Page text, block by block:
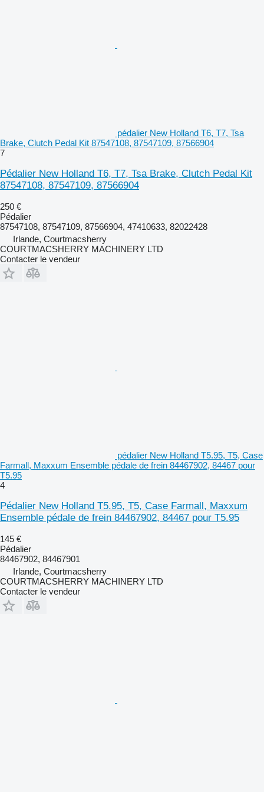
pédalier New Holland T6, T7, Tsa
Brake, Clutch Pedal Kit 87547108, 87547109, 87566904
7
Pédalier New Holland T6, T7, Tsa Brake, Clutch Pedal Kit
87547108, 87547109, 87566904
250 €
Pédalier
87547108, 87547109, 87566904, 47410633, 82022428
Irlande, Courtmacsherry
COURTMACSHERRY MACHINERY LTD
Contacter le vendeur
pédalier New Holland T5.95, T5, Case
Farmall, Maxxum Ensemble pédale de frein 84467902, 84467 pour
T5.95
4
Pédalier New Holland T5.95, T5, Case Farmall, Maxxum
Ensemble pédale de frein 84467902, 84467 pour T5.95
145 €
Pédalier
84467902, 84467901
Irlande, Courtmacsherry
COURTMACSHERRY MACHINERY LTD
Contacter le vendeur